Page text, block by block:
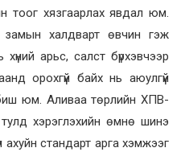
тоог хязгаарлах явдал юм.
халдварт өвчин гэж
​​арьс, салст бүрхэвчээр
орохгүй байх нь аюулгүй
юм. Аливаа төрлийн ХПВ-
хэрэглэхийн өмнө шинэ
ахуйн стандарт арга хэмжээг